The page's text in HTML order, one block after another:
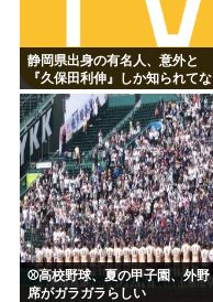
静岡県出身の有名人、意外と
『久保田利伸』しか知られてな
い
⚾高校野球、夏の甲子園、外野
席がガラガラらしい